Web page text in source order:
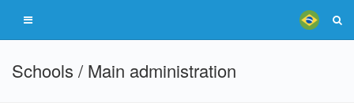
Schools / Main administration